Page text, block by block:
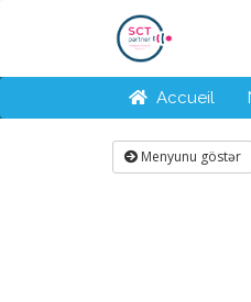
Accueil
Menyunu göstər